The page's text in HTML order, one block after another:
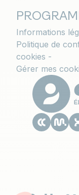
Informations
Politique de
cookies
Gérer mes